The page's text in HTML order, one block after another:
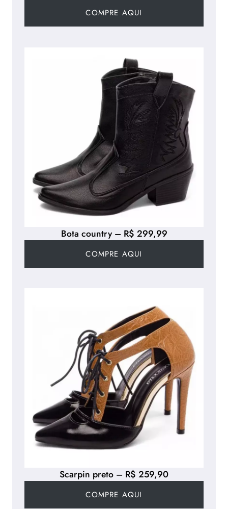
Scarpin preto – R$ 259,90
COMPRE AQUI
COMPRE AQUI
Bota country – R$ 299,99
COMPRE AQUI